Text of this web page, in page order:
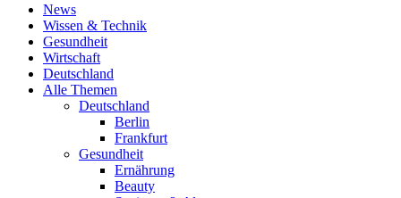
News
Wissen & Technik
Gesundheit
Wirtschaft
Deutschland
Alle Themen
Deutschland
Berlin
Frankfurt
Gesundheit
Ernährung
Beauty